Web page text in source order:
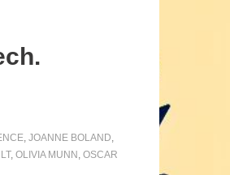
, JOANNE BOLAND,
, OLIVIA MUNN , OSCAR